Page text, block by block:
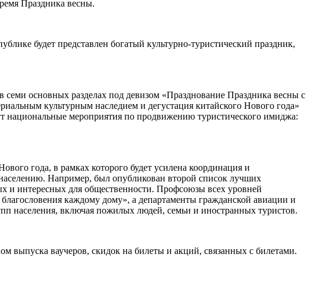
Праздника весны.
будет представлен богатый культурно-туристический праздник,
семи основных разделах под девизом «Празднование Праздника весны с
культурным наследием и дегустация китайского Нового года»
национальные мероприятия по продвижению туристического имиджа:
года, в рамках которого будет усилена координация и
Например, был опубликован второй список лучших
и интересных для общественности. Профсоюзы всех уровней
каждому дому», а департаменты гражданской авиации и
населения, включая пожилых людей, семьи и иностранных туристов.
выпуска ваучеров, скидок на билеты и акций, связанных с билетами.